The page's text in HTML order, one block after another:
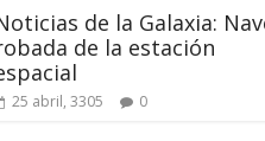
de la Galaxia:
de la estación
25 abril, 3305 0